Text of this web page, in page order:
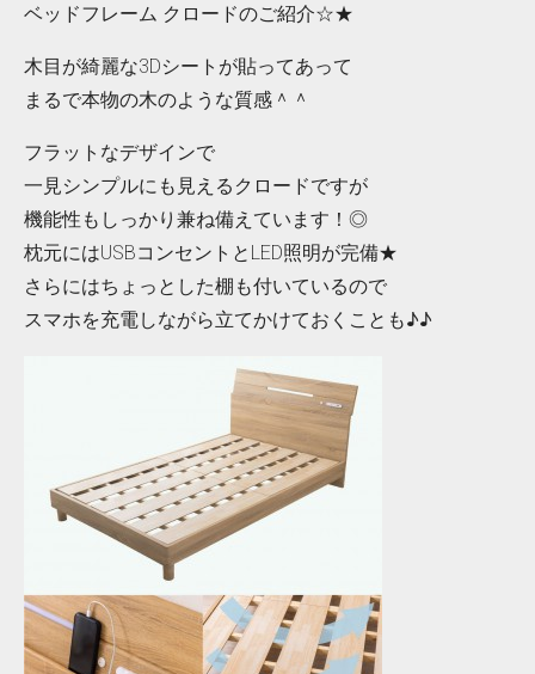
ベッドフレーム クロードのご紹介☆★
木目が綺麗な3Dシートが貼ってあって
まるで本物の木のような質感＾＾
フラットなデザインで
一見シンプルにも見えるクロードですが
機能性もしっかり兼ね備えています！◎
枕元にはUSBコンセントとLED照明が完備★
さらにはちょっとした棚も付いているので
スマホを充電しながら立てかけておくことも♪♪